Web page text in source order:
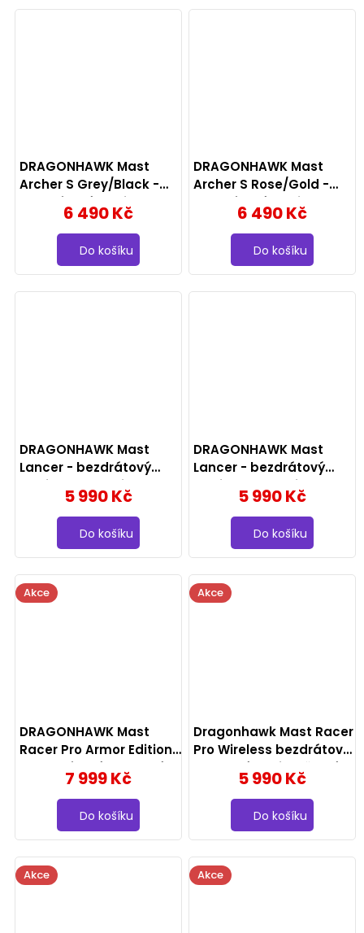
DRAGONHAWK Mast
Archer S Grey/Black -
bezdrátový strojek,
4.2mm, černo-šedý
6 490 Kč
Do košíku
DRAGONHAWK Mast
Archer S Rose/Gold -
bezdrátový strojek,
4.2mm6 490 Kč
Do košíku
DRAGONHAWK Mast
Lancer - bezdrátový
strojek 2x baterie,
3.5mm, černý
5 990 Kč
Do košíku
DRAGONHAWK Mast
Lancer - bezdrátový
strojek 2x baterie,
3.5mm, modrý
5 990 Kč
Do košíku
Akce
DRAGONHAWK Mast
Racer Pro Armor Edition
- bezdrátový tetovací
strojek 4,2 mm zdvih, se
2 bateriemi, modrý
7 999 Kč
Do košíku
Akce
Dragonhawk Mast Racer
Pro Wireless bezdrátový
tetovací strojek, černý -
4,2 mm zdvih
5 990 Kč
Do košíku
Akce Akce